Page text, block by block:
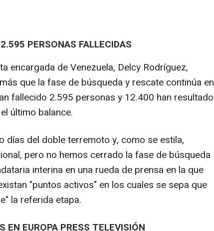
PERSONAS FALLECIDAS
encargada de Venezuela, Delcy Rodríguez,
que la fase de búsqueda y rescate continúa en
fallecido 2.595 personas y 12.400 han resultado
último balance.
días del doble terremoto y, como se estila,
pero no hemos cerrado la fase de búsqueda
interina en una rueda de prensa en la que
"puntos activos" en los cuales se sepa que
la referida etapa.
EN EUROPA PRESS TELEVISIÓN